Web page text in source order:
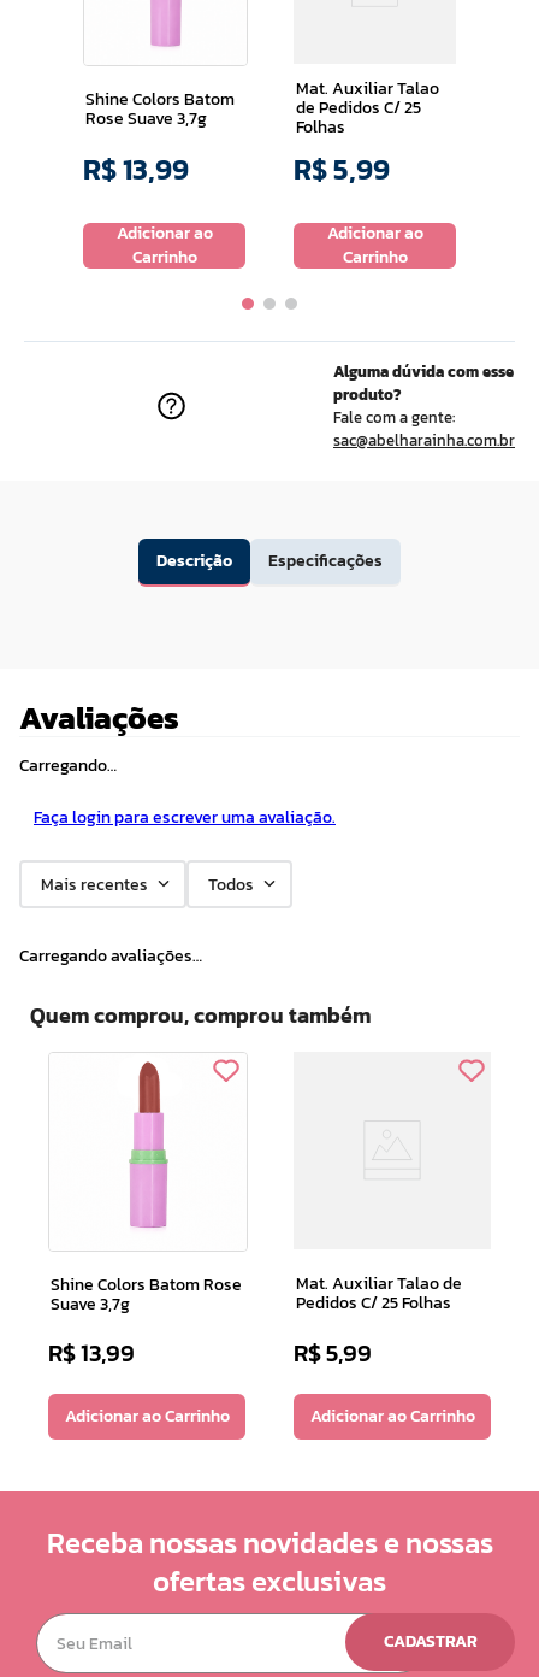
Shine Colors Batom
Rose Suave 3,7g
R$13,99
Adicionar ao
Carrinho
Mat. Auxiliar Talao
de Pedidos C/ 25
Folhas
R$5,99
Adicionar ao
Carrinho
Alguma dúvida com esse
produto?
Fale com a gente:
sac@abelharainha.com.br
Descrição Especificações
Avaliações
Carregando…
Faça login para escrever uma avaliação.
Mais recentes Todos
Carregando avaliações…
Quem comprou, comprou também
Shine Colors Batom Rose
Suave 3,7g
R$13,99
Adicionar ao Carrinho
Mat. Auxiliar Talao de
Pedidos C/ 25 Folhas
R$5,99
Adicionar ao Carrinho
Receba nossas novidades e nossas
ofertas exclusivas
CADASTRAR